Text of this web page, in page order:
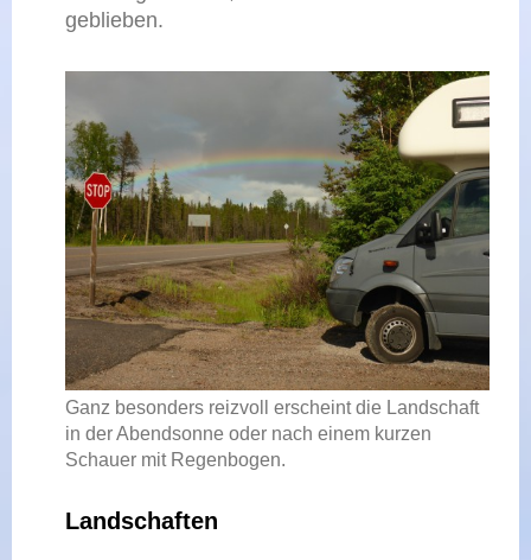
geblieben.
Ganz besonders reizvoll erscheint die Landschaft
in der Abendsonne oder nach einem kurzen
Schauer mit Regenbogen.
Landschaften